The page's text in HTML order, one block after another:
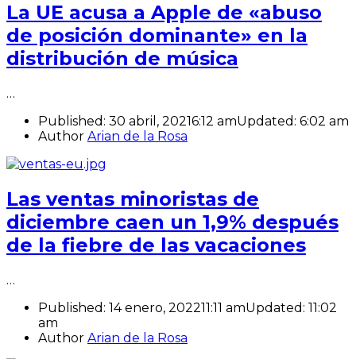
La UE acusa a Apple de «abuso
de posición dominante» en la
distribución de música
…
Published: 30 abril, 20216:12 amUpdated: 6:02 am
Author Arian de la Rosa
Las ventas minoristas de
diciembre caen un 1,9% después
de la fiebre de las vacaciones
…
Published: 14 enero, 202211:11 amUpdated: 11:02
am
Author Arian de la Rosa